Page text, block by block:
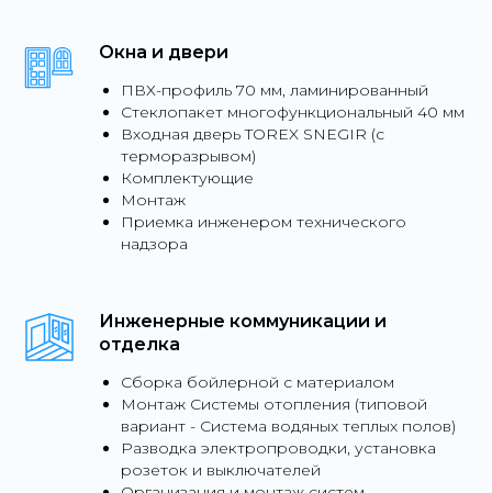
Окна и двери
ПВХ-профиль 70 мм, ламинированный
Стеклопакет многофункциональный 40 мм
Входная дверь TOREX SNEGIR (c
терморазрывом)
Комплектующие
Монтаж
Приемка инженером технического
надзора
Инженерные коммуникации и
отделка
Сборка бойлерной с материалом
Монтаж Системы отопления (типовой
вариант - Система водяных теплых полов)
Разводка электропроводки, установка
розеток и выключателей